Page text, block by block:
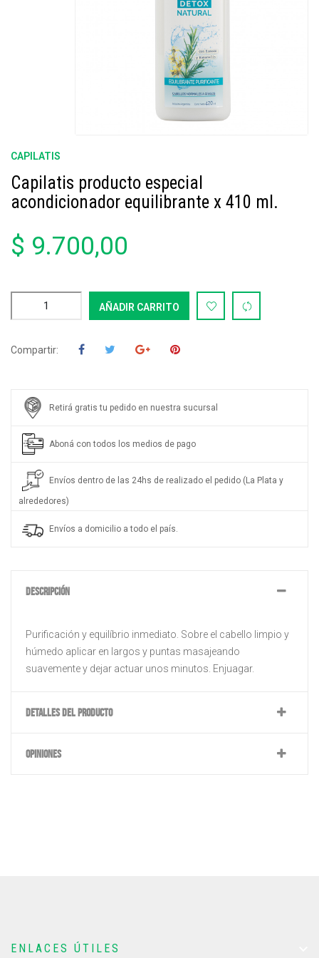
CAPILATIS
Capilatis producto especial
acondicionador equilibrante x 410 ml.
$ 9.700,00
AÑADIR CARRITO
Compartir:
Retirá gratis tu pedido en nuestra sucursal
Aboná con todos los medios de pago
Envíos dentro de las 24hs de realizado el pedido (La Plata y
alrededores)
Envíos a domicilio a todo el país.
DESCRIPCIÓN
Purificación y equilíbrio inmediato. Sobre el cabello limpio y
húmedo aplicar en largos y puntas masajeando
suavemente y dejar actuar unos minutos. Enjuagar.
DETALLES DEL PRODUCTO
OPINIONES
ENLACES ÚTILES